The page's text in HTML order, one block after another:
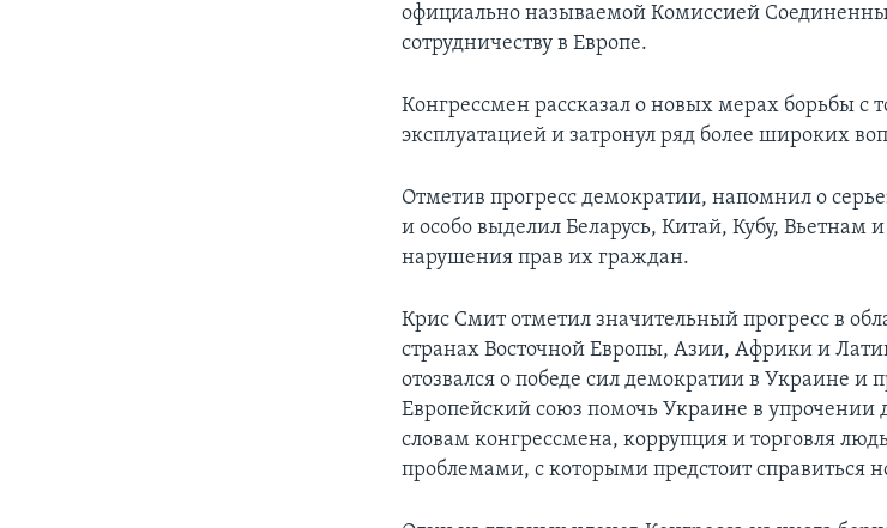
официально называемой Комиссией
сотрудничеству в Европе.
Конгрессмен рассказал о новых мерах борьбы с
эксплуатацией и затронул ряд более широких
Отметив прогресс демократии, напомнил о
и особо выделил Беларусь, Китай, Кубу, Вьетнам
нарушения прав их граждан.
Крис Смит отметил значительный прогресс в
странах Восточной Европы, Азии, Африки и
отозвался о победе сил демократии в Украине
Европейский союз помочь Украине в упрочении
словам конгрессмена, коррупция и торговля
проблемами, с которыми предстоит справиться